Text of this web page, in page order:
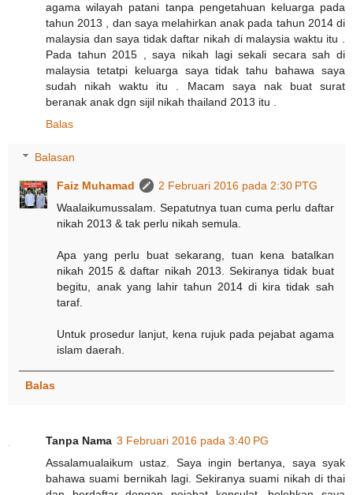
agama wilayah patani tanpa pengetahuan keluarga pada
tahun 2013 , dan saya melahirkan anak pada tahun 2014 di
malaysia dan saya tidak daftar nikah di malaysia waktu itu .
Pada tahun 2015 , saya nikah lagi sekali secara sah di
malaysia tetatpi keluarga saya tidak tahu bahawa saya
sudah nikah waktu itu . Macam saya nak buat surat
beranak anak dgn sijil nikah thailand 2013 itu .
Balas
Balasan
Faiz Muhamad
2 Februari 2016 pada 2:30 PTG
Waalaikumussalam. Sepatutnya tuan cuma perlu daftar
nikah 2013 & tak perlu nikah semula.
Apa yang perlu buat sekarang, tuan kena batalkan
nikah 2015 & daftar nikah 2013. Sekiranya tidak buat
begitu, anak yang lahir tahun 2014 di kira tidak sah
taraf.
Untuk prosedur lanjut, kena rujuk pada pejabat agama
islam daerah.
Balas
Tanpa Nama 3 Februari 2016 pada 3:40 PG
Assalamualaikum ustaz. Saya ingin bertanya, saya syak
bahawa suami bernikah lagi. Sekiranya suami nikah di thai